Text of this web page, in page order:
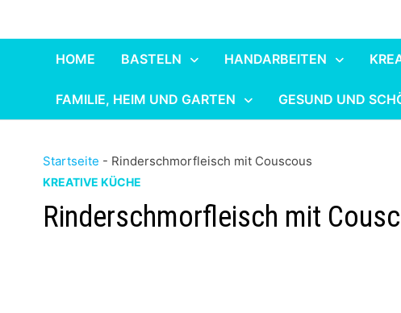
HOME BASTELN HANDARBEITEN
FAMILIE, HEIM UND GARTEN GESUND UND
Startseite - Rinderschmorfleisch mit Couscous
KREATIVE KÜCHE
Rinderschmorfleisch mit